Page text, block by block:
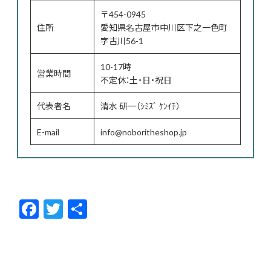
住所
〒454-0945
愛知県名古屋市中川区下之一色町
字古川56-1
営業時間
10-17時
不定休：土・日・祝日
代表者名 清水 研一（ｼﾐｽﾞ ｹﾝｲﾁ）
E-mail info@noboritheshop.jp
F
ac
T
w